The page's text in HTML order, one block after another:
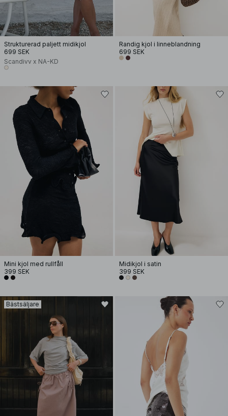
Strukturerad paljett midikjol
699 SEK
Scandivv x NA-KD
Randig kjol i linneblandning
699 SEK
Mini kjol med rullfåll
399 SEK
Midikjol i satin
399 SEK
Bästsäljare